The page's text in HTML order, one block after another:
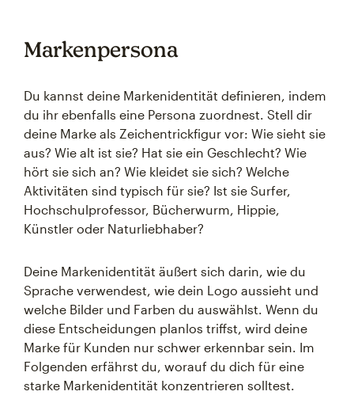
Markenpersona
Du kannst deine Markenidentität definieren, indem
du ihr ebenfalls eine Persona zuordnest. Stell dir
deine Marke als Zeichentrickfigur vor: Wie sieht sie
aus? Wie alt ist sie? Hat sie ein Geschlecht? Wie
hört sie sich an? Wie kleidet sie sich? Welche
Aktivitäten sind typisch für sie? Ist sie Surfer,
Hochschulprofessor, Bücherwurm, Hippie,
Künstler oder Naturliebhaber?
Deine Markenidentität äußert sich darin, wie du
Sprache verwendest, wie dein Logo aussieht und
welche Bilder und Farben du auswählst. Wenn du
diese Entscheidungen planlos triffst, wird deine
Marke für Kunden nur schwer erkennbar sein. Im
Folgenden erfährst du, worauf du dich für eine
starke Markenidentität konzentrieren solltest.